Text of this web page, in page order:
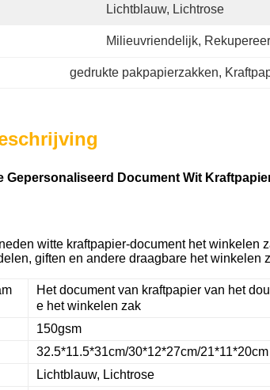
Lichtblauw, Lichtrose
Milieuvriendelijk,
gedrukte pakpapierzakken,
Gepersonaliseerd Document Wit
witte kraftpapier-document het winkelen
giften en andere draagbare het winkelen
Het document van kraftpapier van het
e het winkelen zak
150gsm
32.5*11.5*31cm/30*12*27cm/21*11*20cm
Lichtblauw, Lichtrose